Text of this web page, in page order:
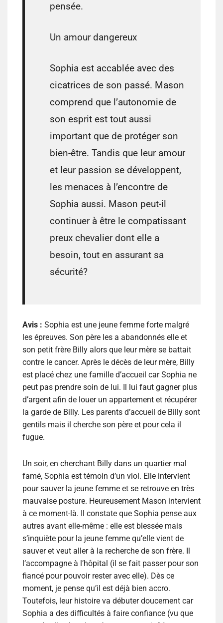
pensée.
Un amour dangereux
Sophia est accablée avec des
cicatrices de son passé. Mason
comprend que l’autonomie de
son esprit est tout aussi
important que de protéger son
bien-être. Tandis que leur amour
et leur passion se développent,
les menaces à l’encontre de
Sophia aussi. Mason peut-il
continuer à être le compatissant
preux chevalier dont elle a
besoin, tout en assurant sa
sécurité?
Avis : Sophia est une jeune femme forte malgré
les épreuves. Son père les a abandonnés elle et
son petit frère Billy alors que leur mère se battait
contre le cancer. Après le décès de leur mère, Billy
est placé chez une famille d’accueil car Sophia ne
peut pas prendre soin de lui. Il lui faut gagner plus
d’argent afin de louer un appartement et récupérer
la garde de Billy. Les parents d’accueil de Billy sont
gentils mais il cherche son père et pour cela il
fugue.
Un soir, en cherchant Billy dans un quartier mal
famé, Sophia est témoin d’un viol. Elle intervient
pour sauver la jeune femme et se retrouve en très
mauvaise posture. Heureusement Mason intervient
à ce moment-là. Il constate que Sophia pense aux
autres avant elle-même : elle est blessée mais
s’inquiète pour la jeune femme qu’elle vient de
sauver et veut aller à la recherche de son frère. Il
l’accompagne à l’hôpital (il se fait passer pour son
fiancé pour pouvoir rester avec elle). Dès ce
moment, je pense qu’il est déjà bien accro.
Toutefois, leur histoire va débuter doucement car
Sophia a des difficultés à faire confiance (vu que